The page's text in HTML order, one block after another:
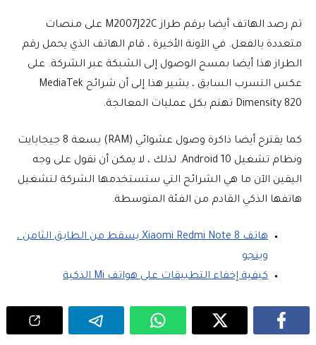
تم رصد الهاتف أيضا برقم طراز M2007J22C على منصات
متعددة بالفعل. في الآونة الأخيرة ، قام الهاتف الذي يحمل رقم
الطراز هذا أيضا بمسح الوصول إلى الشبكة عبر الشركة. على
عكس التسرب السابق ، يشير هذا إلى أن شرائح MediaTek
Dimensity 820 تهتم بكل عمليات المعالجة.
كما يقترح أيضا ذاكرة وصول عشوائي (RAM) بسعة 8 جيجابايت
ونظام تشغيل Android 10. لذلك ، لا يمكن أن نقول على وجه
اليقين الآن ما هي الشرائح التي ستستخدمها الشركة لتشغيل
هاتفها الذكي القادم من الفئة المتوسطة.
هاتف Xiaomi Redmi Note 8 يسقط من الطابق الثامن ،
وينجو
كيفية إخفاء التطبيقات على هواتف Mi الذكية